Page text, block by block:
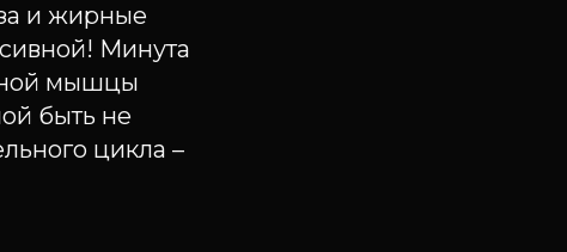
и жирные
Минута
мышцы
быть не
цикла –